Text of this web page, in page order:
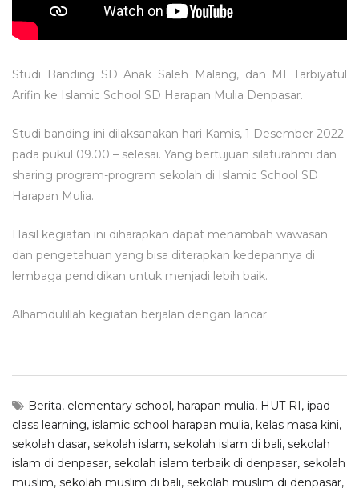
Studi Banding SD Anak Saleh Malang, dan MI Tarbiyatul
Arifin ke Islamic School SD Harapan Mulia Denpasar.
Studi banding ini dilaksanakan hari Kamis, 1 Desember 2022
pada pukul 09.00 – selesai. Yang bertujuan silaturahmi dan
sharing program-program sekolah di Islamic School SD
Harapan Mulia.
Hasil kegiatan ini diharapkan dapat menambah wawasan
dan pengetahuan yang bisa diterapkan kedepannya di
lembaga pendidikan untuk menjadi lebih baik.
Alhamdulillah kegiatan berjalan dengan lancar.
Berita, elementary school, harapan mulia, HUT RI, ipad
class learning, islamic school harapan mulia, kelas masa kini,
sekolah dasar, sekolah islam, sekolah islam di bali, sekolah
islam di denpasar, sekolah islam terbaik di denpasar, sekolah
muslim, sekolah muslim di bali, sekolah muslim di denpasar,